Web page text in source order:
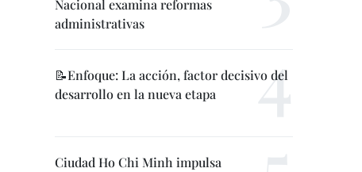
Nacional examina reformas
administrativas
📝Enfoque: La acción, factor decisivo del
desarrollo en la nueva etapa
Ciudad Ho Chi Minh impulsa